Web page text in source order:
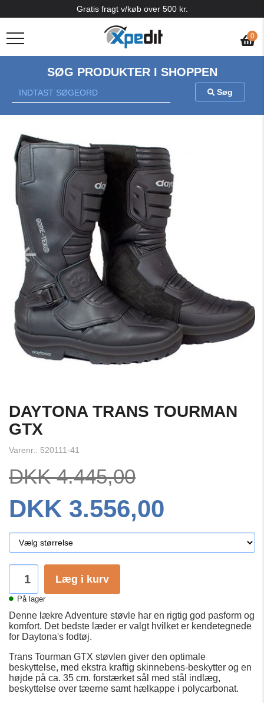
0
Gratis fragt v/køb over 500 kr.
SØG PRODUKTER I SHOPPEN
Søg
Previous
DAYTONA TRANS TOURMAN
GTX
Varenr.: 520111-41
DKK 4.445,00
DKK 3.556,00
Læg i kurv
På lager
Denne lækre Adventure støvle har en rigtig god pasform og
komfort. Det bedste læder er valgt hvilket er kendetegnede
for Daytona's fodtøj.
Trans Tourman GTX støvlen giver den optimale
beskyttelse, med ekstra kraftig skinnebens-beskytter og en
højde på ca. 35 cm. forstærket sål med stål indlæg,
beskyttelse over tæerne samt hælkappe i polycarbonat.